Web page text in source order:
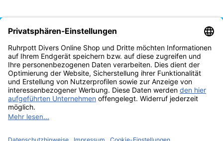
Vertrag widerrufen